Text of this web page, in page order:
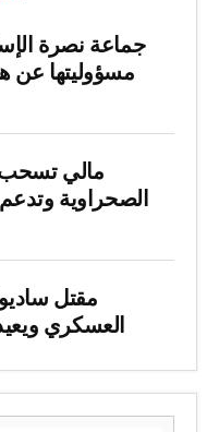
جماعة نصرة
مسؤوليتها عن
مالي تسحب
الصحراوية
مقتل
العسكري